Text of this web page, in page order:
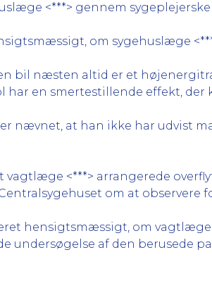
<***> gennem
om sygehuslæge
bil næsten altid er et
har en smertestillende effekt, der
nævnet, at han ikke har udvist
<***> arrangerede
om at observere
hensigtsmæssigt, om
undersøgelse af den berusede